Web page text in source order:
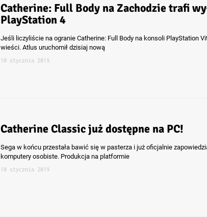
Catherine: Full Body na Zachodzie trafi
PlayStation 4
Jeśli liczyliście na ogranie Catherine: Full Body na konsoli PlayStation
wieści. Atlus uruchomił dzisiaj nową
10 stycznia 2019
Catherine Classic już dostępne na PC!
Sega w końcu przestała bawić się w pasterza i już oficjalnie
komputery osobiste. Produkcja na platformie
10 stycznia 2019